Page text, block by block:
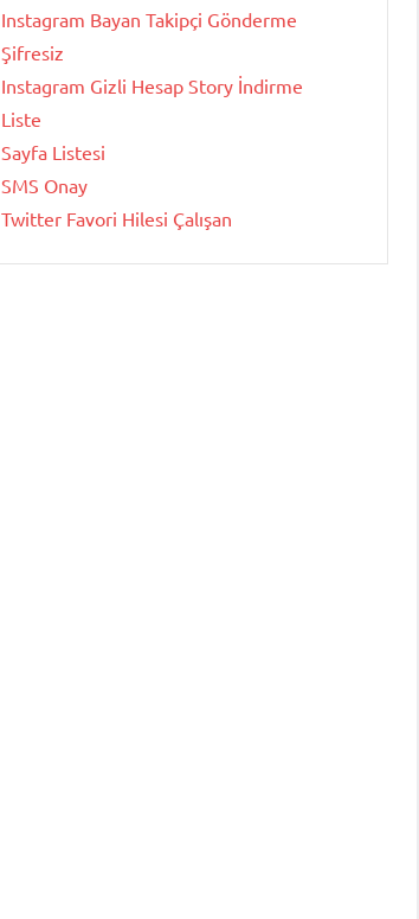
Instagram Bayan Takipçi Gönderme
Şifresiz
Instagram Gizli Hesap Story İndirme
Liste
Sayfa Listesi
SMS Onay
Twitter Favori Hilesi Çalışan